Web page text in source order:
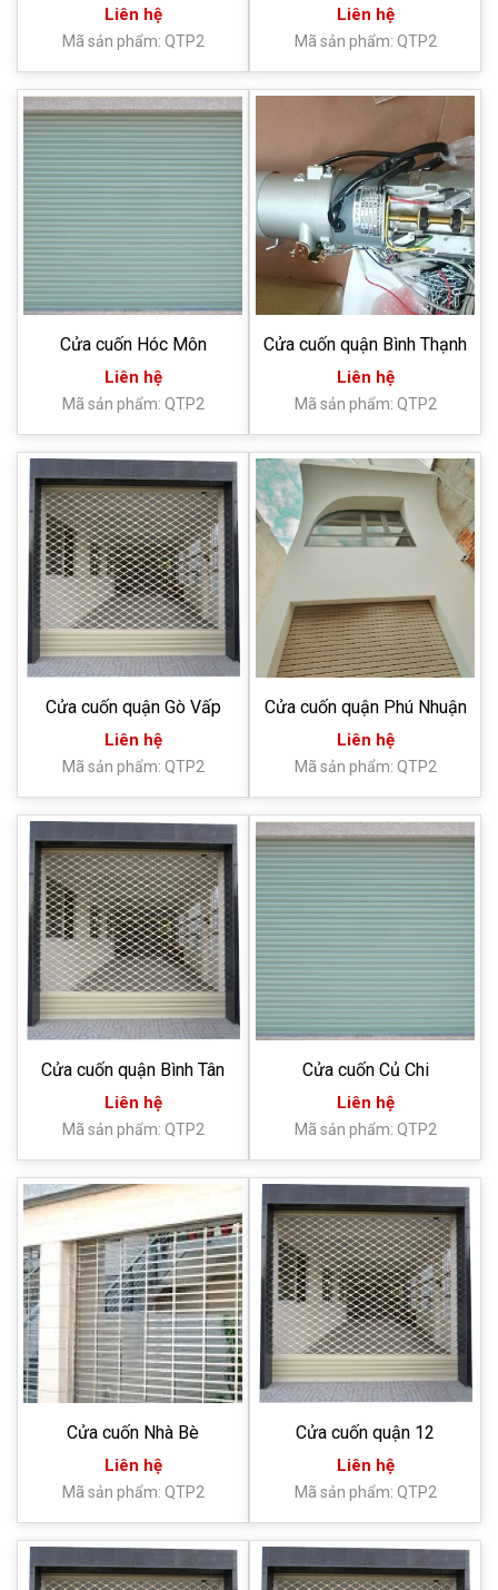
Liên hệ
Mã sản phẩm: QTP2
Liên hệ
Mã sản phẩm: QTP2
Cửa cuốn Hóc Môn
Liên hệ
Mã sản phẩm: QTP2
Cửa cuốn quận Bình Thạnh
Liên hệ
Mã sản phẩm: QTP2
Cửa cuốn quận Gò Vấp
Liên hệ
Mã sản phẩm: QTP2
Cửa cuốn quận Phú Nhuận
Liên hệ
Mã sản phẩm: QTP2
Cửa cuốn quận Bình Tân
Liên hệ
Mã sản phẩm: QTP2
Cửa cuốn Củ Chi
Liên hệ
Mã sản phẩm: QTP2
Cửa cuốn Nhà Bè
Liên hệ
Mã sản phẩm: QTP2
Cửa cuốn quận 12
Liên hệ
Mã sản phẩm: QTP2